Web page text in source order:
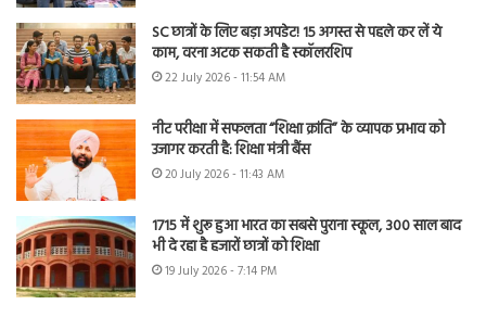
SC छात्रों के लिए बड़ा अपडेट! 15 अगस्त से पहले कर लें ये
काम, वरना अटक सकती है स्कॉलरशिप
22 July 2026 - 11:54 AM
नीट परीक्षा में सफलता “शिक्षा क्रांति” के व्यापक प्रभाव को
उजागर करती है: शिक्षा मंत्री बैंस
20 July 2026 - 11:43 AM
1715 में शुरू हुआ भारत का सबसे पुराना स्कूल, 300 साल बाद
भी दे रहा है हजारों छात्रों को शिक्षा
19 July 2026 - 7:14 PM